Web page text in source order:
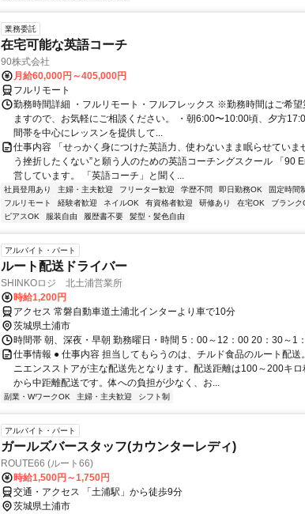
業務委託
在宅可能な英語コーチ
90株式会社
月給60,000円～405,000円
フルリモート
勤務時間詳細 ・フルリモート・フルフレックス ※勤務時間はご希望
ますので、お気軽にご相談ください。 ・朝6:00〜10:00頃、夕方
間帯を中心にレッスンを提供して...
仕事内容 「せっかく身につけた英語力、使わないまま眠らせていま
う挫折したくない”と願う人のための英語コーチングスクール 「90
営しています。 「英語コーチ」と聞く...
社員登用あり 主婦・主夫歓迎 フリーター歓迎 学歴不問 即日勤務OK 固定時間
フルリモート
経験者歓迎 ネイルOK 有資格者歓迎 研修あり 在宅OK ブランク
ピアスOK
服装自由 履歴書不要 髪型・髪色自由
アルバイト・パート
ルート配送ドライバー
SHINKOロジ 北土浦営業所
時給1,200円
アクセス 常磐自動車道土浦北インターより車で10分
茨城県土浦市
時間帯 朝、深夜・早朝 勤務曜日・時間 5：00～12：00 20：30～1
仕事情報 ● 仕事内容 担当してもらうのは、チルド食品のルート配送
ニエンスストアが主な配送先となります。配送距離は100～200キ
から中距離配送です。体への負担が少なく、お...
副業・WワークOK 主婦・主夫歓迎 シフト制
アルバイト・パート
ガールズバースタッフ(カウンターレディ)
ROUTE66 (ルート66)
時給1,500円～1,750円
交通・アクセス 「土浦駅」から徒歩9分
茨城県土浦市